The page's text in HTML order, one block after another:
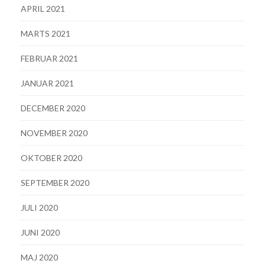
APRIL 2021
MARTS 2021
FEBRUAR 2021
JANUAR 2021
DECEMBER 2020
NOVEMBER 2020
OKTOBER 2020
SEPTEMBER 2020
JULI 2020
JUNI 2020
MAJ 2020